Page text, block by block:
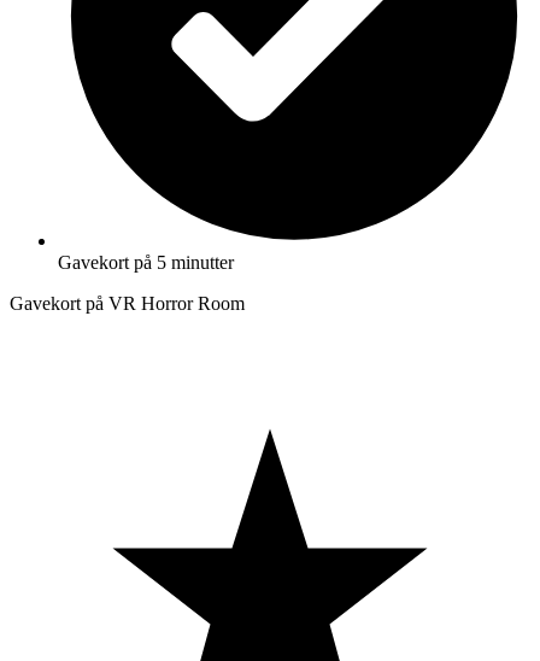
Gavekort på 5 minutter
Gavekort på VR Horror Room